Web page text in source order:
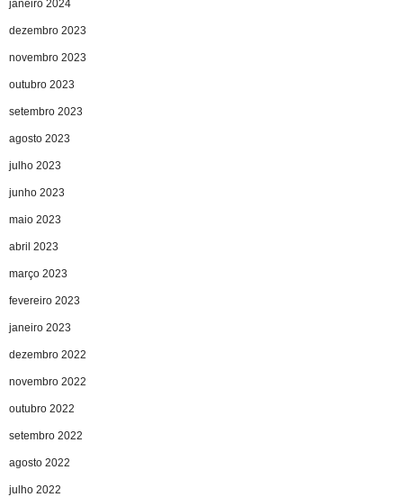
janeiro 2024
dezembro 2023
novembro 2023
outubro 2023
setembro 2023
agosto 2023
julho 2023
junho 2023
maio 2023
abril 2023
março 2023
fevereiro 2023
janeiro 2023
dezembro 2022
novembro 2022
outubro 2022
setembro 2022
agosto 2022
julho 2022